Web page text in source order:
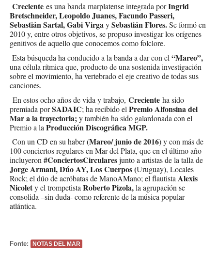
Creciente es una banda marplatense integrada porIngrid
Bretschneider, Leopoldo Juanes, Facundo Passeri,
Sebastián Sartal, Gabi VirgaySebastián Flores.Se formó en
2010 y, entre otros objetivos, se propuso investigar los orígenes
genitivos de aquello que conocemos como folclore.
Esta búsqueda ha conducido a la banda a dar con el “Mareo”,
una célula rítmica que, producto de una sostenida investigación
sobre el movimiento, ha vertebrado el eje creativo de todas sus
canciones.
En estos ocho años de vida y trabajo, Creciente ha sido
premiada porSADAIC; ha recibido el Premio Alfonsina del
Mar a la trayectoria; y también ha sido galardonada con el
Premio a la Producción Discográfica MGP.
Con un CD en su haber(Mareo/ junio de 2016) y con más de
100 conciertos regulares en Mar del Plata, que en el último año
incluyeron#ConciertosCircularesjunto a artistas de la talla de
Jorge Armani, Dúo AY, Los Cuerpos (Uruguay), Locales
Rock; el dúo de acróbatas de ManoAMano; el flautistaAlexis
Nicolety el trompetistaRoberto Pizola,la agrupación se
consolida –sin duda- como referente de la música popular
atlántica.
Fonte: NOTAS DEL MAR